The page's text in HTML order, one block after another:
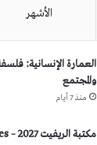
الأشهر
العمارة الإنسانية:
والمجتمع
منذ 7 أيام
مكتبة الريفيت 2027 – Revit 2027 Libraries